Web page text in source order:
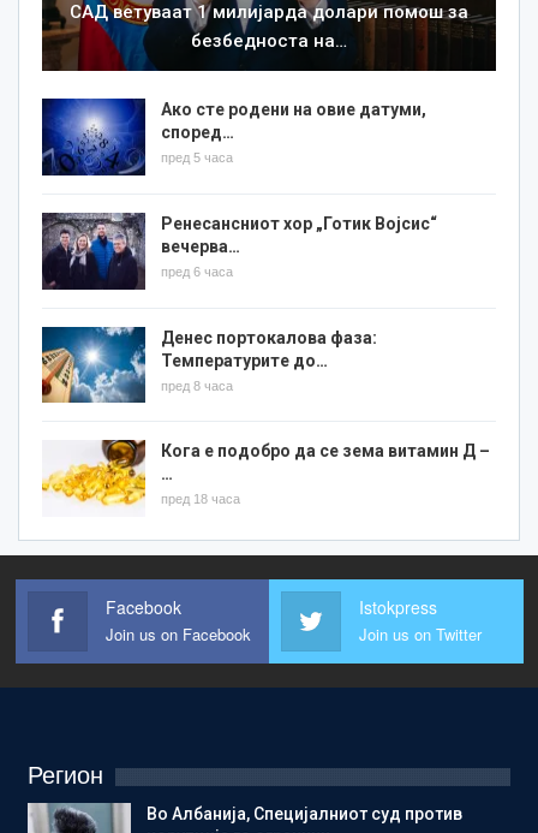
САД ветуваат 1 милијарда долари помош за
безбедноста на…
Ако сте родени на овие датуми,
според…
пред 5 часа
Ренесансниот хор „Готик Војсис“
вечерва…
пред 6 часа
Денес портокалова фаза:
Температурите до…
пред 8 часа
Кога е подобро да се зема витамин Д –
…
пред 18 часа
Facebook
Join us on Facebook
Istokpress
Join us on Twitter
Регион
Во Албанија, Специјалниот суд против